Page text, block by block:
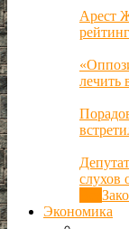
Арест
лечить
слухов
Экономика